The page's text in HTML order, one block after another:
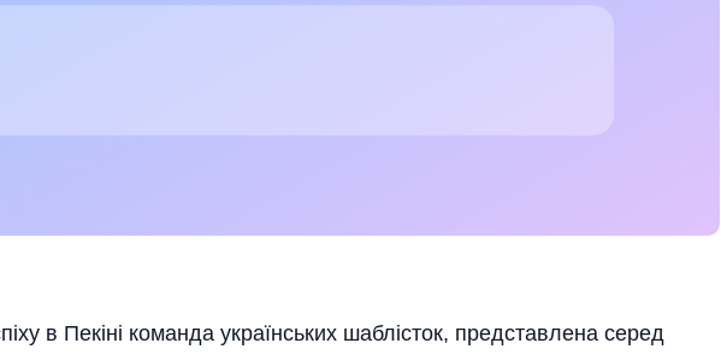
в Пекіні команда українських шаблісток, представлена серед